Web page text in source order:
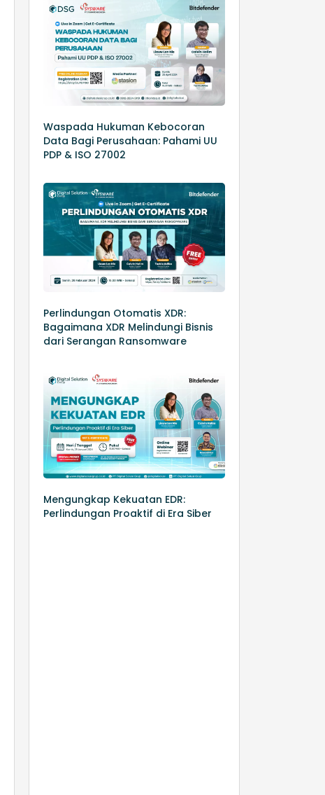
Waspada Hukuman Kebocoran
Data Bagi Perusahaan: Pahami UU
PDP & ISO 27002
Perlindungan Otomatis XDR:
Bagaimana XDR Melindungi Bisnis
dari Serangan Ransomware
Mengungkap Kekuatan EDR:
Perlindungan Proaktif di Era Siber